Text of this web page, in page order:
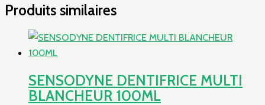
Produits similaires
SENSODYNE DENTIFRICE MULTI
BLANCHEUR 100ML